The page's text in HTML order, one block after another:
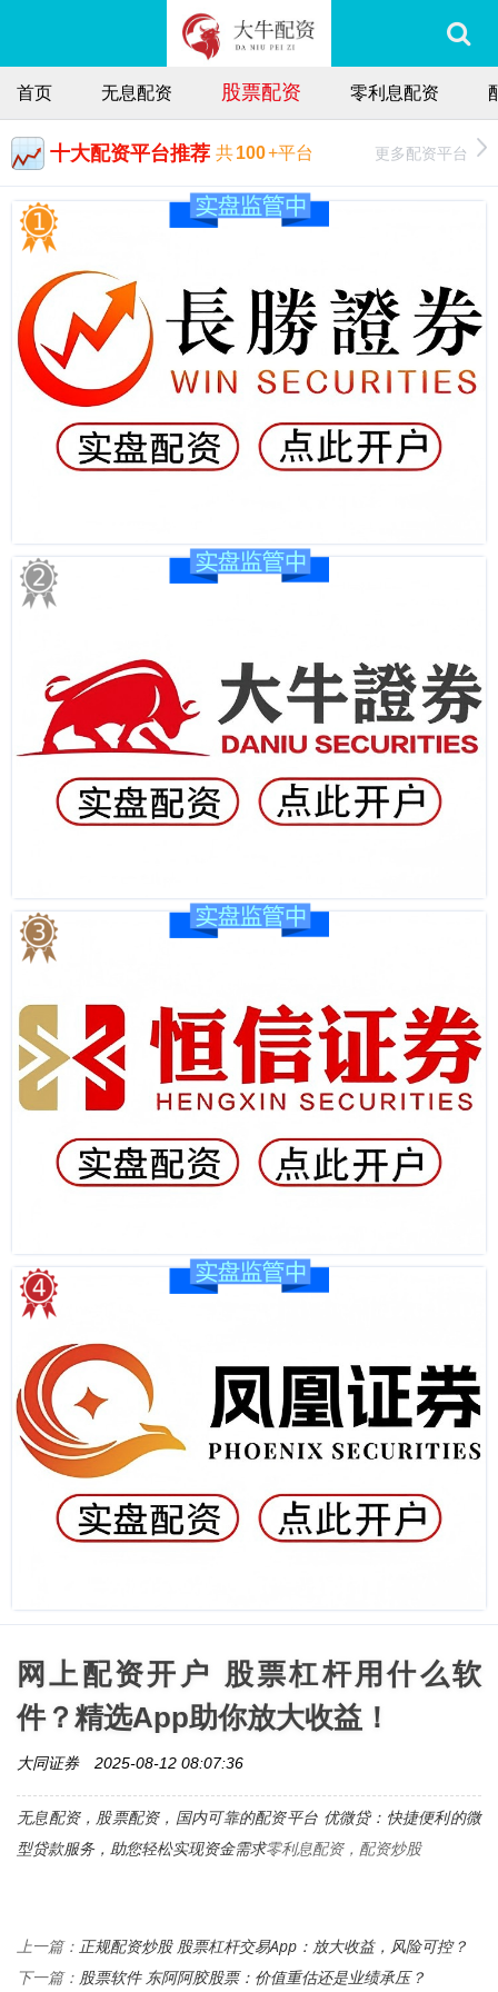
首页 无息配资 股票配资 零利息配资
十大配资平台推荐 共100+平台 更多配资平台
网上配资开户 股票杠杆用什么软
件？精选App助你放大收益！
大同证券 2025-08-12 08:07:36
无息配资，股票配资， 国内可靠的配资平台 优微贷：快捷便利的微
型贷款服务，助您轻松实现资金需求零利息配资，配资炒股
上一篇： 正规配资炒股 股票杠杆交易App：放大收益，风险可控？
下一篇： 股票软件 东阿阿胶股票：价值重估还是业绩承压？